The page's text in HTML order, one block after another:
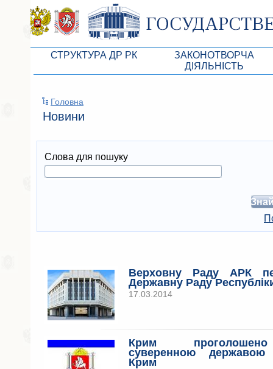
СТРУКТУРА ДР РК
Президія ВР АРК
Депутатські фракції ВР АРК
Управление делами ГС РК
ЗАКОНОТВОРЧА
ДІЯЛЬНІСТЬ
Независимая
Схема
Статистика
Головна
Новини
Слова для пошуку
Верховну Раду АРК
Державну Раду
17.03.2014
Крим
суверенною
Крим